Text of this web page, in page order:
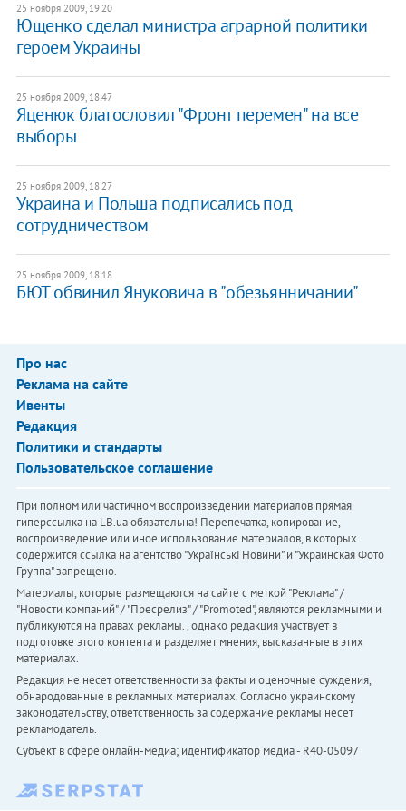
25 ноября 2009, 19:20
Ющенко сделал министра аграрной политики
героем Украины
25 ноября 2009, 18:47
Яценюк благословил "Фронт перемен" на все
выборы
25 ноября 2009, 18:27
Украина и Польша подписались под
сотрудничеством
25 ноября 2009, 18:18
БЮТ обвинил Януковича в "обезьянничании"
Про нас
Реклама на сайте
Ивенты
Редакция
Политики и стандарты
Пользовательское соглашение
При полном или частичном воспроизведении материалов прямая
гиперссылка на LB.ua обязательна! Перепечатка, копирование,
воспроизведение или иное использование материалов, в которых
содержится ссылка на агентство "Українськi Новини" и "Украинская Фото
Группа" запрещено.
Материалы, которые размещаются на сайте с меткой "Реклама" /
"Новости компаний" / "Пресрелиз" / "Promoted", являются рекламными и
публикуются на правах рекламы. , однако редакция участвует в
подготовке этого контента и разделяет мнения, высказанные в этих
материалах.
Редакция не несет ответственности за факты и оценочные суждения,
обнародованные в рекламных материалах. Согласно украинскому
законодательству, ответственность за содержание рекламы несет
рекламодатель.
Субъект в сфере онлайн-медиа; идентификатор медиа - R40-05097